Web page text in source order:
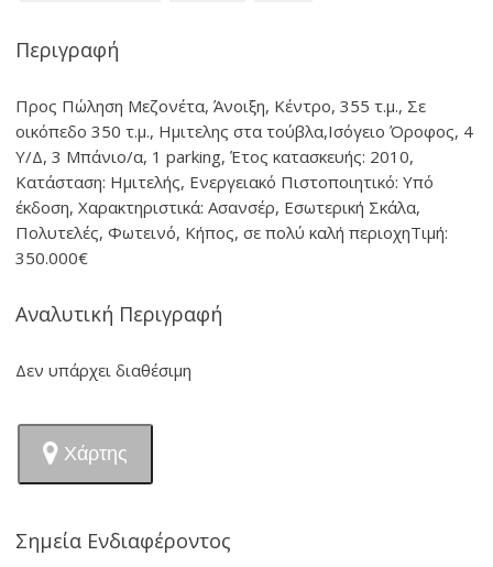
Περιγραφή
Προς Πώληση Μεζονέτα, Άνοιξη, Κέντρο, 355 τ.μ., Σε
οικόπεδο 350 τ.μ., Ημιτελης στα τούβλα,Ισόγειο Όροφος, 4
Υ/Δ, 3 Μπάνιο/α, 1 parking, Έτος κατασκευής: 2010,
Κατάσταση: Ημιτελής, Ενεργειακό Πιστοποιητικό: Υπό
έκδοση, Χαρακτηριστικά: Ασανσέρ, Εσωτερική Σκάλα,
Πολυτελές, Φωτεινό, Κήπος, σε πολύ καλή περιοχηΤιμή:
350.000€
Αναλυτική Περιγραφή
Δεν υπάρχει διαθέσιμη
Χάρτης
Σημεία Ενδιαφέροντος